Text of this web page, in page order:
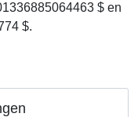
$ en
$.